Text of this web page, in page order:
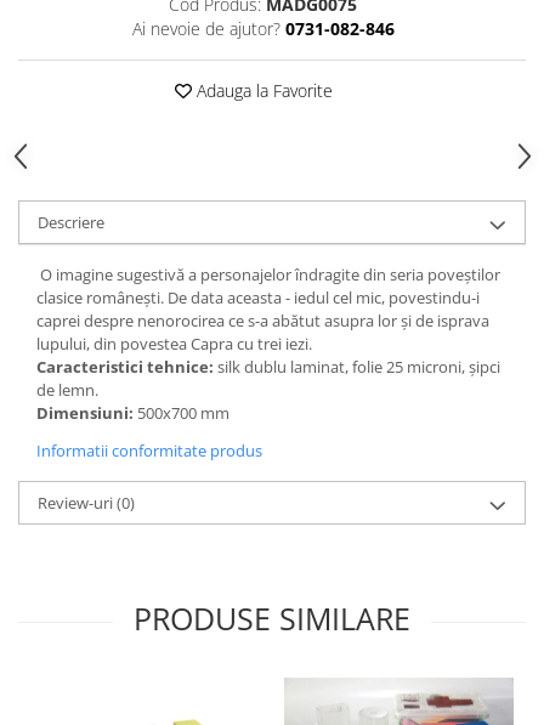
Cod Produs: MADG0075
Ai nevoie de ajutor? 0731-082-846
Adauga la Favorite
Descriere
O imagine sugestivă a personajelor îndragite din seria poveștilor
clasice românești. De data aceasta - iedul cel mic, povestindu-i
caprei despre nenorocirea ce s-a abătut asupra lor şi de isprava
lupului, din povestea Capra cu trei iezi.
Caracteristici tehnice: silk dublu laminat, folie 25 microni, şipci
de lemn.
Dimensiuni: 500x700 mm
Informatii conformitate produs
Review-uri(0)
PRODUSE SIMILARE